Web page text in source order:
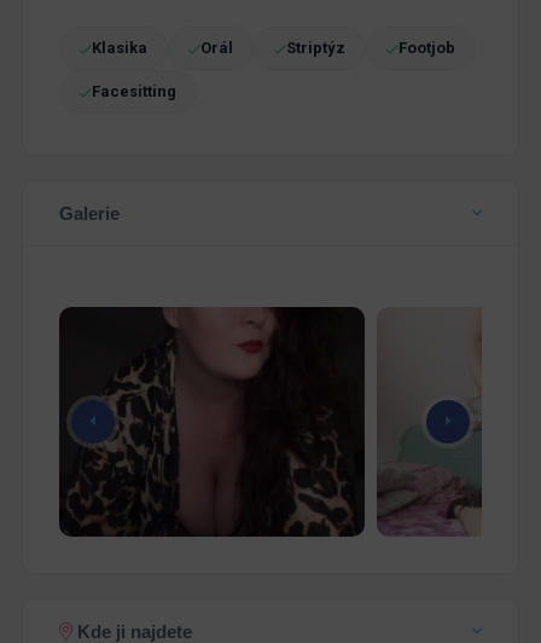
Klasika Orál Striptýz Footjob
Facesitting
Galerie
Kde ji najdete